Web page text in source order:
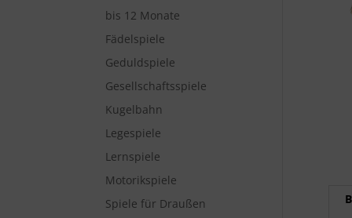
bis 12 Monate
Fädelspiele
Geduldspiele
Gesellschaftsspiele
Kugelbahn
Legespiele
Lernspiele
Motorikspiele
Spiele für Draußen